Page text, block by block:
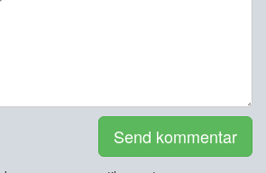
Send kommentar